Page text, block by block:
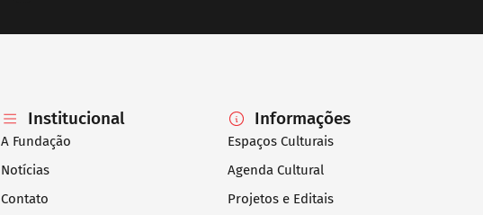
Institucional
A Fundação
Notícias
Contato
Informações
Espaços Culturais
Agenda Cultural
Projetos e Editais